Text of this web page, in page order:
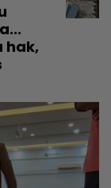
hak,